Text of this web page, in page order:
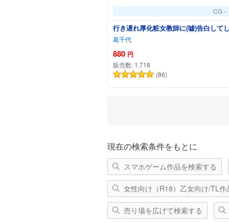
CG
行き遅れ厚化粧女教師に(嘘)告白して
葛千代
880 円
販売数: 1,718
(86)
現在の検索条件をもとに
スマホゲーム作品を検索する
女性向け（R18）乙女向け/TL作
売り場を広げて検索する